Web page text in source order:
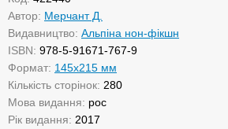
Автор: Мерчант Д.
Видавництво: Альпіна нон-фікшн
ISBN: 978-5-91671-767-9
Формат: 145х215 мм
Кількість сторінок: 280
Мова видання: рос
Рік видання: 2017